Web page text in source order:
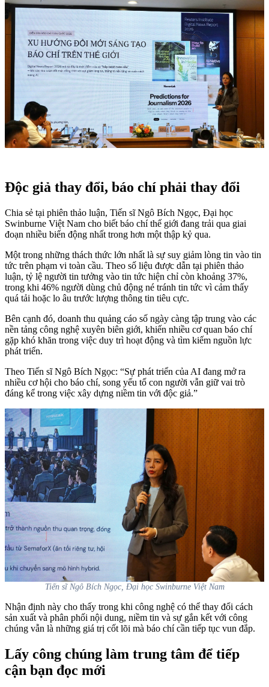
Độc giả thay đổi, báo chí phải thay đổi
Chia sẻ tại phiên thảo luận, Tiến sĩ Ngô Bích Ngọc, Đại học
Swinburne Việt Nam cho biết báo chí thế giới đang trải qua giai
đoạn nhiều biến động nhất trong hơn một thập kỷ qua.
Một trong những thách thức lớn nhất là sự suy giảm lòng tin vào tin
tức trên phạm vi toàn cầu. Theo số liệu được dẫn tại phiên thảo
luận, tỷ lệ người tin tưởng vào tin tức hiện chỉ còn khoảng 37%,
trong khi 46% người dùng chủ động né tránh tin tức vì cảm thấy
quá tải hoặc lo âu trước lượng thông tin tiêu cực.
Bên cạnh đó, doanh thu quảng cáo số ngày càng tập trung vào các
nền tảng công nghệ xuyên biên giới, khiến nhiều cơ quan báo chí
gặp khó khăn trong việc duy trì hoạt động và tìm kiếm nguồn lực
phát triển.
Theo Tiến sĩ Ngô Bích Ngọc: “Sự phát triển của AI đang mở ra
nhiều cơ hội cho báo chí, song yếu tố con người vẫn giữ vai trò
đáng kể trong việc xây dựng niềm tin với độc giả.”
Tiến sĩ Ngô Bích Ngọc, Đại học Swinburne Việt Nam
Nhận định này cho thấy trong khi công nghệ có thể thay đổi cách
sản xuất và phân phối nội dung, niềm tin và sự gắn kết với công
chúng vẫn là những giá trị cốt lõi mà báo chí cần tiếp tục vun đắp.
Lấy công chúng làm trung tâm để tiếp
cận bạn đọc mới